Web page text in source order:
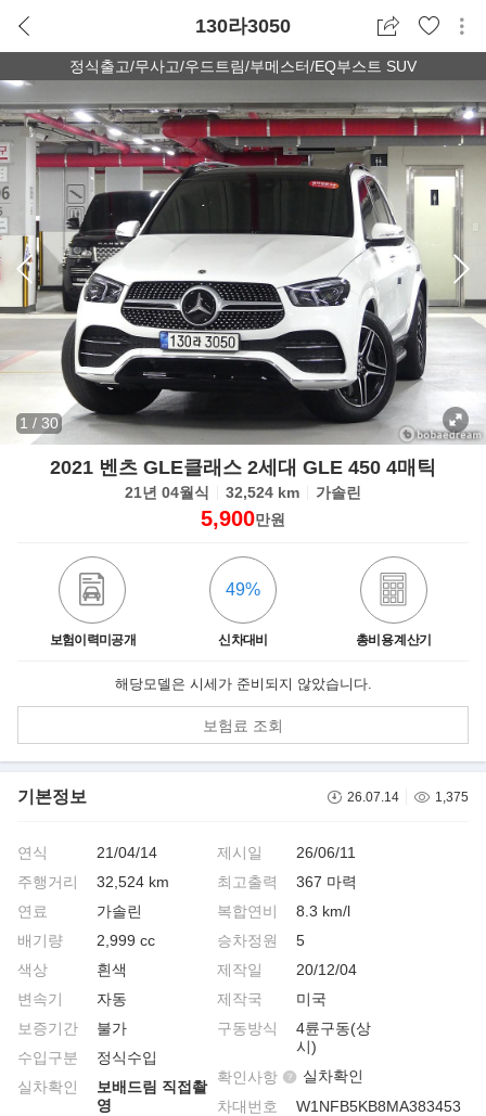
130라3050
정식출고/무사고/우드트림/부메스터/EQ부스트 SUV
1 / 30
2021 벤츠 GLE클래스 2세대 GLE 450 4매틱
21년 04월식 32,524 km 가솔린
5,900만원
보험이력미공개 신차대비
49%
총비용 계산기
해당모델은 시세가 준비되지 않았습니다.
보험료 조회
기본정보 26.07.14 1,375
연식
21/04/14
주행거리
32,524 km
연료
가솔린
배기량
2,999 cc
색상
흰색
변속기
자동
보증기간
불가
수입구분
정식수입
실차확인
보배드림 직접촬
영
제시일
26/06/11
최고출력
367 마력
복합연비
8.3 km/l
승차정원
5
제작일
20/12/04
제작국
미국
구동방식
4륜구동(상
시)
확인사항
실차확인
차대번호
W1NFB5KB8MA383453